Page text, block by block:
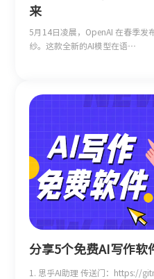
来
5月14日凌晨，OpenAI 在春季发
纱。这款全新的AI模型在语…
分享5个免费AI写作软
1. 思乎AI助理 传送门：https://